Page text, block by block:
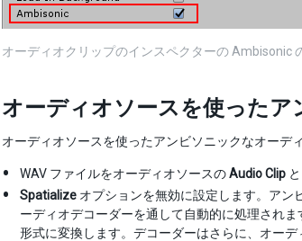
オーディオクリップのインスペクターの Ambisonic
オーディオソースを使った
オーディオソースを使ったアンビソニックなオーデ
WAV ファイルをオーディオソースのAudio Clip
Spatialize オプションを無効に設定します。アン
ーディオデコーダーを通して自動的に処理され
形式に変換します。デコーダーはさらに、オー